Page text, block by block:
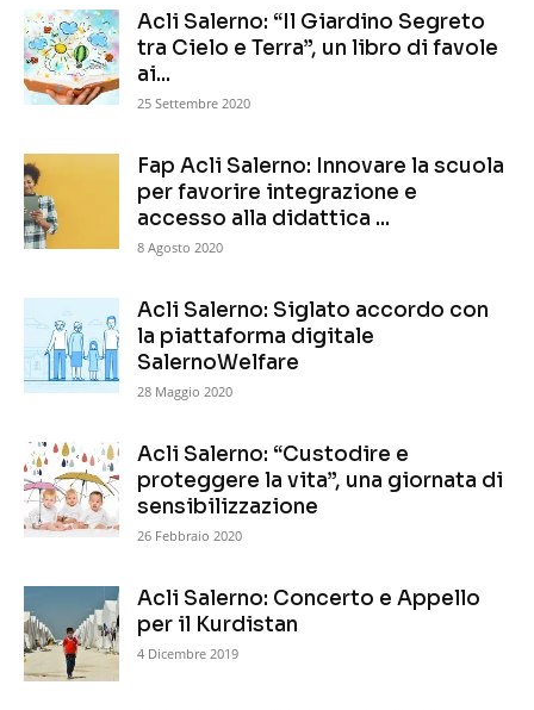
Acli Salerno: “Il Giardino Segreto
tra Cielo e Terra”, un libro di favole
ai...
25 Settembre 2020
Fap Acli Salerno: Innovare la scuola
per favorire integrazione e
accesso alla didattica ...
8 Agosto 2020
Acli Salerno: Siglato accordo con
la piattaforma digitale
SalernoWelfare
28 Maggio 2020
Acli Salerno: “Custodire e
proteggere la vita”, una giornata di
sensibilizzazione
26 Febbraio 2020
Acli Salerno: Concerto e Appello
per il Kurdistan
4 Dicembre 2019